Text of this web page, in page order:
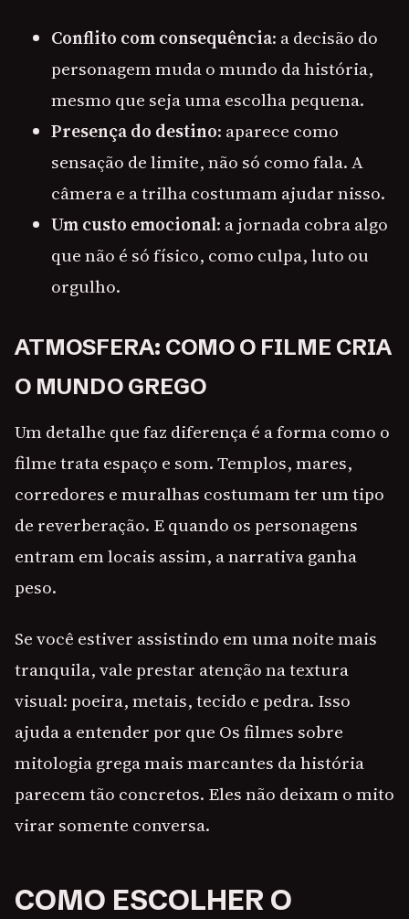
Conflito com consequência: a decisão do
personagem muda o mundo da história,
mesmo que seja uma escolha pequena.
Presença do destino: aparece como
sensação de limite, não só como fala. A
câmera e a trilha costumam ajudar nisso.
Um custo emocional: a jornada cobra algo
que não é só físico, como culpa, luto ou
orgulho.
ATMOSFERA: COMO O FILME CRIA
O MUNDO GREGO
Um detalhe que faz diferença é a forma como o
filme trata espaço e som. Templos, mares,
corredores e muralhas costumam ter um tipo
de reverberação. E quando os personagens
entram em locais assim, a narrativa ganha
peso.
Se você estiver assistindo em uma noite mais
tranquila, vale prestar atenção na textura
visual: poeira, metais, tecido e pedra. Isso
ajuda a entender por que Os filmes sobre
mitologia grega mais marcantes da história
parecem tão concretos. Eles não deixam o mito
virar somente conversa.
COMO ESCOLHER O